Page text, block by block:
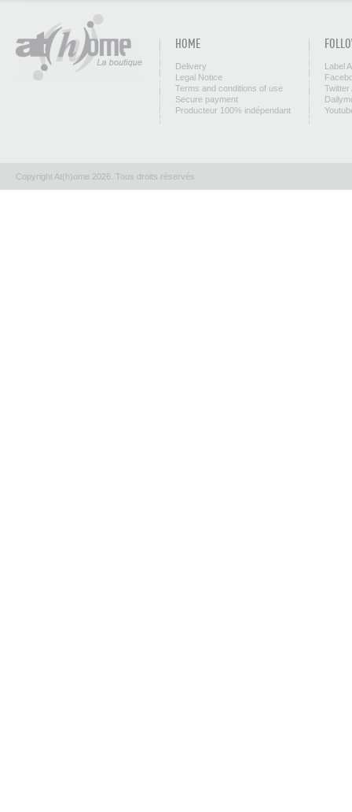
HOME
Delivery
Legal Notice
Terms and conditions of use
Secure payment
Producteur 100% indépendant
Label
Twitter
Copyright At(h)ome 2026. Tous droits réservés